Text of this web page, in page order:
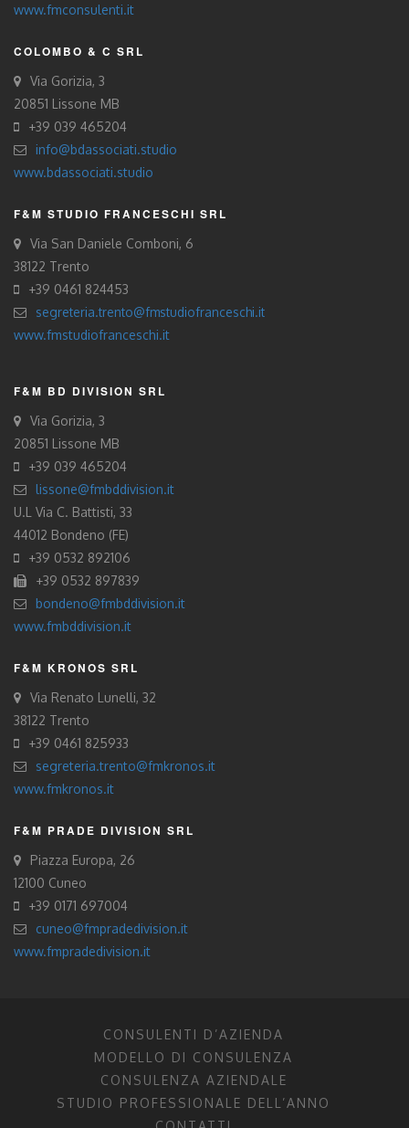
www.fmconsulenti.it
COLOMBO & C SRL
Via Gorizia, 3
20851 Lissone MB
+39 039 465204
info@bdassociati.studio
www.bdassociati.studio
F&M STUDIO FRANCESCHI SRL
Via San Daniele Comboni, 6
38122 Trento
+39 0461 824453
segreteria.trento@fmstudiofranceschi.it
www.fmstudiofranceschi.it
F&M BD DIVISION SRL
Via Gorizia, 3
20851 Lissone MB
+39 039 465204
lissone@fmbddivision.it
U.L Via C. Battisti, 33
44012 Bondeno (FE)
+39 0532 892106
+39 0532 897839
bondeno@fmbddivision.it
www.fmbddivision.it
F&M KRONOS SRL
Via Renato Lunelli, 32
38122 Trento
+39 0461 825933
segreteria.trento@fmkronos.it
www.fmkronos.it
F&M PRADE DIVISION SRL
Piazza Europa, 26
12100 Cuneo
+39 0171 697004
cuneo@fmpradedivision.it
www.fmpradedivision.it
CONSULENTI D’AZIENDA
MODELLO DI CONSULENZA
CONSULENZA AZIENDALE
STUDIO PROFESSIONALE DELL’ANNO